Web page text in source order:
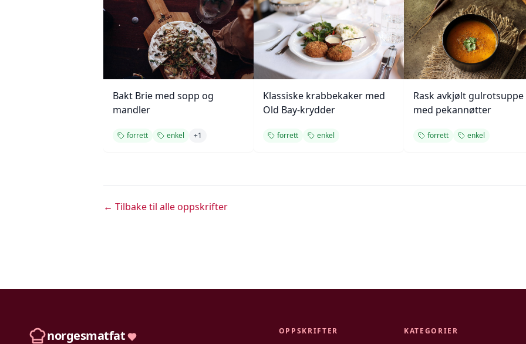
Bakt Brie med sopp og
mandler
forrett enkel +1
Klassiske krabbekaker med
Old Bay-krydder
forrett enkel
Rask avkjølt gulrotsuppe
med pekannøtter
forrett enkel
← Tilbake til alle oppskrifter
norgesmatfat OPPSKRIFTER KATEGORIER